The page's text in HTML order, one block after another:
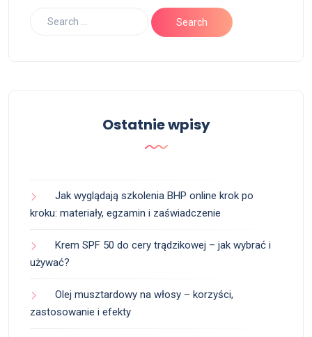
Ostatnie wpisy
Jak wyglądają szkolenia BHP online krok po
kroku: materiały, egzamin i zaświadczenie
Krem SPF 50 do cery trądzikowej – jak wybrać i
używać?
Olej musztardowy na włosy – korzyści,
zastosowanie i efekty